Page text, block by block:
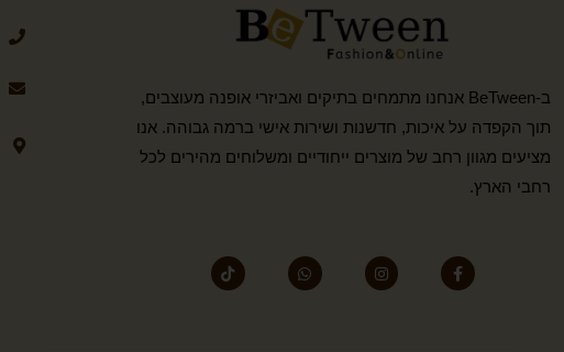
ב-BeTween אנחנו מתמחים בתיקים ואביזרי אופנה מעוצבים,
תוך הקפדה על איכות, חדשנות ושירות אישי ברמה גבוהה. אנו
מציעים מגוון רחב של מוצרים ייחודיים ומשלוחים מהירים לכל
רחבי הארץ.